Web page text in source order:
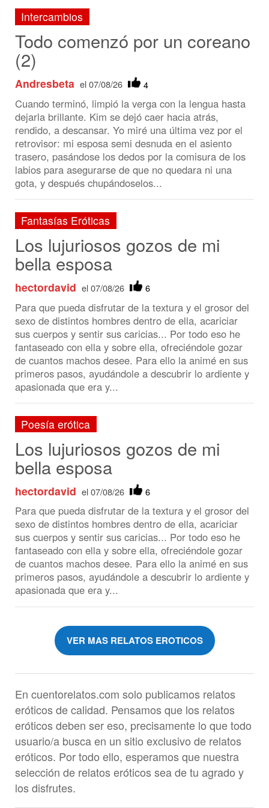
Andresbeta el 07/08/26
Cuando terminó, limpió la verga con la lengua hasta
dejarla brillante. Kim se dejó caer hacia atrás,
rendido, a descansar. Yo miré una última vez por el
retrovisor: mi esposa semi desnuda en el asiento
trasero, pasándose los dedos por la comisura de los
labios para asegurarse de que no quedara ni una
gota, y después chupándoselos...
Fantasías Eróticas
Los lujuriosos gozos de mi
bella esposa
hectordavid
Para que pueda disfrutar de la textura y el grosor del
sus cuerpos y sentir sus caricias... Por todo eso he
fantaseado con ella y sobre ella, ofreciéndole gozar
de cuantos machos desee. Para ello la animé en sus
primeros pasos, ayudándole a descubrir lo ardiente y
Poesía erótica
Los lujuriosos gozos de mi
bella esposa
hectordavid el 07/08/26 6
Para que pueda disfrutar de la textura y el grosor del
sexo de distintos hombres dentro de ella, acariciar
sus cuerpos y sentir sus caricias... Por todo eso he
fantaseado con ella y sobre ella, ofreciéndole gozar
de cuantos machos desee. Para ello la animé en sus
primeros pasos, ayudándole a descubrir lo ardiente y
apasionada que era y...
VER MAS RELATOS EROTICOS
En cuentorelatos.com solo publicamos relatos
eróticos de calidad. Pensamos que los relatos
eróticos deben ser eso, precisamente lo que todo
usuario/a busca en un sitio exclusivo de relatos
eróticos. Por todo ello, esperamos que nuestra
selección de relatos eróticos sea de tu agrado y
los disfrutes.